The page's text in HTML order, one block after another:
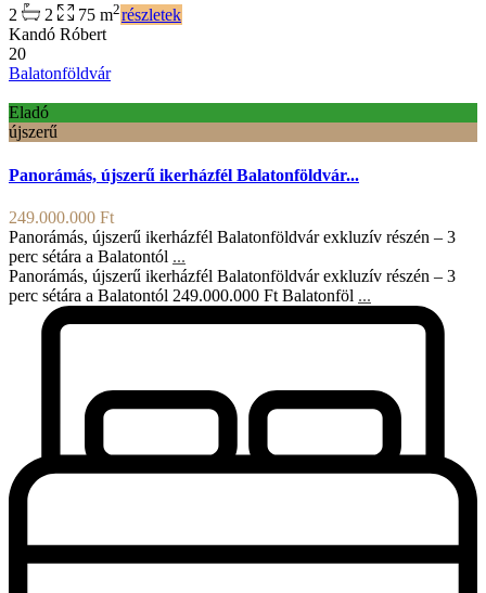
2 2 75 m2részletek
Kandó Róbert
20
Balatonföldvár
Eladó
újszerű
Panorámás, újszerű ikerházfél Balatonföldvár...
249.000.000 Ft
Panorámás, újszerű ikerházfél Balatonföldvár exkluzív részén – 3
perc sétára a Balatontól ...
Panorámás, újszerű ikerházfél Balatonföldvár exkluzív részén – 3
perc sétára a Balatontól 249.000.000 Ft Balatonföl ...